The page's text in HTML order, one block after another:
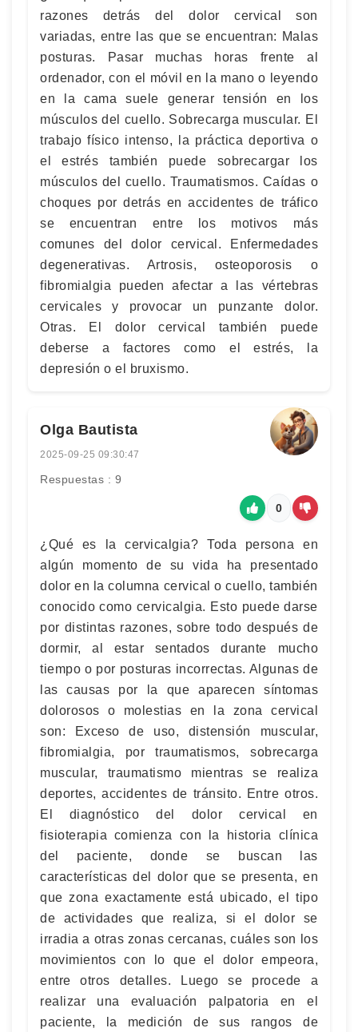
razones detrás del dolor cervical son
variadas, entre las que se encuentran: Malas
posturas. Pasar muchas horas frente al
ordenador, con el móvil en la mano o leyendo
en la cama suele generar tensión en los
músculos del cuello. Sobrecarga muscular. El
trabajo físico intenso, la práctica deportiva o
el estrés también puede sobrecargar los
músculos del cuello. Traumatismos. Caídas o
choques por detrás en accidentes de tráfico
se encuentran entre los motivos más
comunes del dolor cervical. Enfermedades
degenerativas. Artrosis, osteoporosis o
fibromialgia pueden afectar a las vértebras
cervicales y provocar un punzante dolor.
Otras. El dolor cervical también puede
deberse a factores como el estrés, la
depresión o el bruxismo.
Olga Bautista
2025-09-25 09:30:47
Respuestas : 9
0
¿Qué es la cervicalgia? Toda persona en
algún momento de su vida ha presentado
dolor en la columna cervical o cuello, también
conocido como cervicalgia. Esto puede darse
por distintas razones, sobre todo después de
dormir, al estar sentados durante mucho
tiempo o por posturas incorrectas. Algunas de
las causas por la que aparecen síntomas
dolorosos o molestias en la zona cervical
son: Exceso de uso, distensión muscular,
fibromialgia, por traumatismos, sobrecarga
muscular, traumatismo mientras se realiza
deportes, accidentes de tránsito. Entre otros.
El diagnóstico del dolor cervical en
fisioterapia comienza con la historia clínica
del paciente, donde se buscan las
características del dolor que se presenta, en
que zona exactamente está ubicado, el tipo
de actividades que realiza, si el dolor se
irradia a otras zonas cercanas, cuáles son los
movimientos con lo que el dolor empeora,
entre otros detalles. Luego se procede a
realizar una evaluación palpatoria en el
paciente, la medición de sus rangos de